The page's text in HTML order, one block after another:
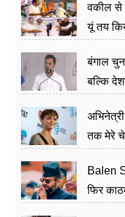
वकील से
यूं तय
बंगाल
बल्कि
तक मेरे
Balen
फिर